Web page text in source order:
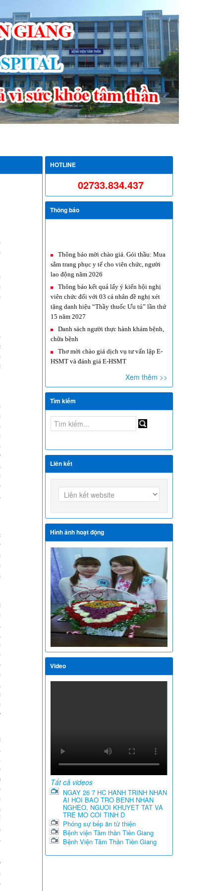
HOTLINE
02733.834.437
Thông báo
lao động năm 2026
Thông báo kết quả lấy ý kiến hội nghị
viên chức đối với 03 cá nhân đề nghị xét
tặng danh hiệu “Thầy thuốc Ưu tú” lần thứ
15 năm 2027
Danh sách người thực hành khám bệnh,
chữa bệnh
Thơ mời chào giá dịch vụ tư vấn lập E-
HSMT và đánh giá E-HSMT
Thông báo Danh sách cơ sở y tế đủ điều
kiện xác định tình trạng nghiện ma túy
Xem thêm >>
Tìm kiếm
Liên kết
Hình ảnh hoạt động
Video
Tất cả videos
NGAY 26 7 HC HANH TRINH NHAN
AI HOI BAO TRO BENH NHAN
NGHEO, NGUOI KHUYET TAT VA
TRE MO COI TINH D
Phóng sự bếp ăn từ thiện
Bệnh viện Tâm thần Tiền Giang
Bệnh Viện Tâm Thần Tiền Giang